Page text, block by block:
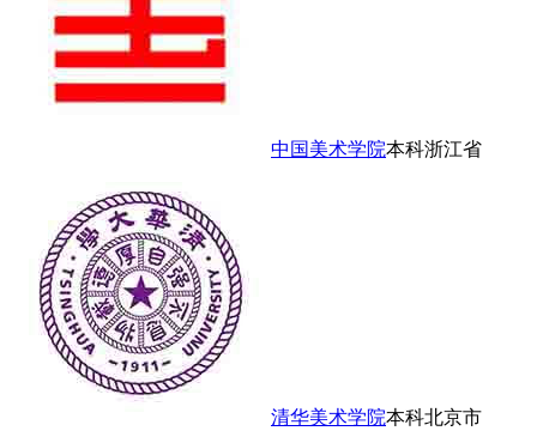
中国美术学院本科浙江省
清华美术学院本科北京市